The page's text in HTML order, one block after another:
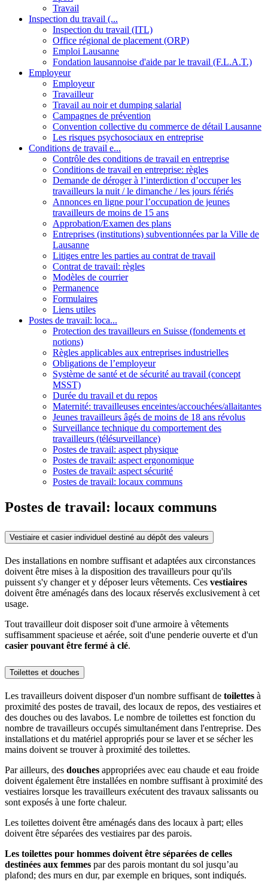
Travail
Inspection du travail (...
Inspection du travail (ITL)
Office régional de placement (ORP)
Emploi Lausanne
Fondation lausannoise d'aide par le travail (F.L.A.T.)
Employeur
Employeur
Travailleur
Travail au noir et dumping salarial
Campagnes de prévention
Convention collective du commerce de détail Lausanne
Les risques psychosociaux en entreprise
Conditions de travail e...
Contrôle des conditions de travail en entreprise
Conditions de travail en entreprise: règles
Demande de déroger à l’interdiction d’occuper les
travailleurs la nuit / le dimanche / les jours fériés
Annonces en ligne pour l’occupation de jeunes
travailleurs de moins de 15 ans
Approbation/Examen des plans
Entreprises (institutions) subventionnées par la Ville de
Lausanne
Litiges entre les parties au contrat de travail
Contrat de travail: règles
Modèles de courrier
Permanence
Formulaires
Liens utiles
Postes de travail: loca...
Protection des travailleurs en Suisse (fondements et
notions)
Règles applicables aux entreprises industrielles
Obligations de l’employeur
Système de santé et de sécurité au travail (concept
MSST)
Durée du travail et du repos
Maternité: travailleuses enceintes/accouchées/allaitantes
Jeunes travailleurs âgés de moins de 18 ans révolus
Surveillance technique du comportement des
travailleurs (télésurveillance)
Postes de travail: aspect physique
Postes de travail: aspect ergonomique
Postes de travail: aspect sécurité
Postes de travail: locaux communs
Postes de travail: locaux communs
Vestiaire et casier individuel destiné au dépôt des valeurs
Des installations en nombre suffisant et adaptées aux circonstances
doivent être mises à la disposition des travailleurs pour qu'ils
puissent s'y changer et y déposer leurs vêtements. Ces vestiaires
doivent être aménagés dans des locaux réservés exclusivement à cet
usage.
Tout travailleur doit disposer soit d'une armoire à vêtements
suffisamment spacieuse et aérée, soit d'une penderie ouverte et d'un
casier pouvant être fermé à clé.
Toilettes et douches
Les travailleurs doivent disposer d'un nombre suffisant de toilettes à
proximité des postes de travail, des locaux de repos, des vestiaires et
des douches ou des lavabos. Le nombre de toilettes est fonction du
nombre de travailleurs occupés simultanément dans l'entreprise. Des
installations et du matériel appropriés pour se laver et se sécher les
mains doivent se trouver à proximité des toilettes.
Par ailleurs, des douches appropriées avec eau chaude et eau froide
doivent également être installées en nombre suffisant à proximité des
vestiaires lorsque les travailleurs exécutent des travaux salissants ou
sont exposés à une forte chaleur.
Les toilettes doivent être aménagés dans des locaux à part; elles
doivent être séparées des vestiaires par des parois.
Les toilettes pour hommes doivent être séparées de celles
destinées aux femmes par des parois montant du sol jusqu’au
plafond; des murs en dur, par exemple en briques, sont indiqués.